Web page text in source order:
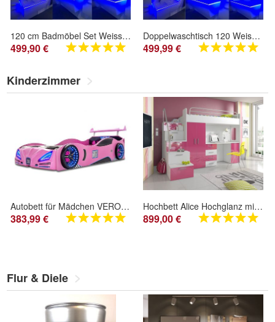
120 cm Badmöbel Set Weiss Hochglanz LED Badezimmermöbel Komplett Badezimmer 120 cm
499,90 €
Doppelwaschtisch 120 Weiss Hochglanz Doppel Waschbecken Badmöbel Set Bad Bad Möbel
499,99 €
Kinderzimmer
Autobett für Mädchen VERON XR-4 PINK
383,99 €
Hochbett Alice Hochglanz mit Farbauswahl
899,00 €
Flur & Diele